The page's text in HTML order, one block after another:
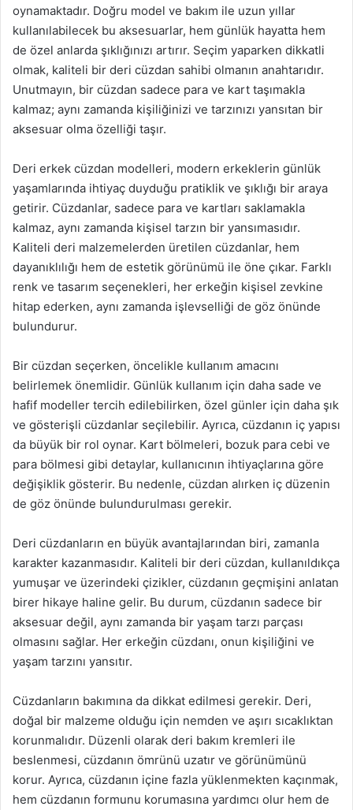
oynamaktadır. Doğru model ve bakım ile uzun yıllar
kullanılabilecek bu aksesuarlar, hem günlük hayatta hem
de özel anlarda şıklığınızı artırır. Seçim yaparken dikkatli
olmak, kaliteli bir deri cüzdan sahibi olmanın anahtarıdır.
Unutmayın, bir cüzdan sadece para ve kart taşımakla
kalmaz; aynı zamanda kişiliğinizi ve tarzınızı yansıtan bir
aksesuar olma özelliği taşır.
Deri erkek cüzdan modelleri, modern erkeklerin günlük
yaşamlarında ihtiyaç duyduğu pratiklik ve şıklığı bir araya
getirir. Cüzdanlar, sadece para ve kartları saklamakla
kalmaz, aynı zamanda kişisel tarzın bir yansımasıdır.
Kaliteli deri malzemelerden üretilen cüzdanlar, hem
dayanıklılığı hem de estetik görünümü ile öne çıkar. Farklı
renk ve tasarım seçenekleri, her erkeğin kişisel zevkine
hitap ederken, aynı zamanda işlevselliği de göz önünde
bulundurur.
Bir cüzdan seçerken, öncelikle kullanım amacını
belirlemek önemlidir. Günlük kullanım için daha sade ve
hafif modeller tercih edilebilirken, özel günler için daha şık
ve gösterişli cüzdanlar seçilebilir. Ayrıca, cüzdanın iç yapısı
da büyük bir rol oynar. Kart bölmeleri, bozuk para cebi ve
para bölmesi gibi detaylar, kullanıcının ihtiyaçlarına göre
değişiklik gösterir. Bu nedenle, cüzdan alırken iç düzenin
de göz önünde bulundurulması gerekir.
Deri cüzdanların en büyük avantajlarından biri, zamanla
karakter kazanmasıdır. Kaliteli bir deri cüzdan, kullanıldıkça
yumuşar ve üzerindeki çizikler, cüzdanın geçmişini anlatan
birer hikaye haline gelir. Bu durum, cüzdanın sadece bir
aksesuar değil, aynı zamanda bir yaşam tarzı parçası
olmasını sağlar. Her erkeğin cüzdanı, onun kişiliğini ve
yaşam tarzını yansıtır.
Cüzdanların bakımına da dikkat edilmesi gerekir. Deri,
doğal bir malzeme olduğu için nemden ve aşırı sıcaklıktan
korunmalıdır. Düzenli olarak deri bakım kremleri ile
beslenmesi, cüzdanın ömrünü uzatır ve görünümünü
korur. Ayrıca, cüzdanın içine fazla yüklenmekten kaçınmak,
hem cüzdanın formunu korumasına yardımcı olur hem de